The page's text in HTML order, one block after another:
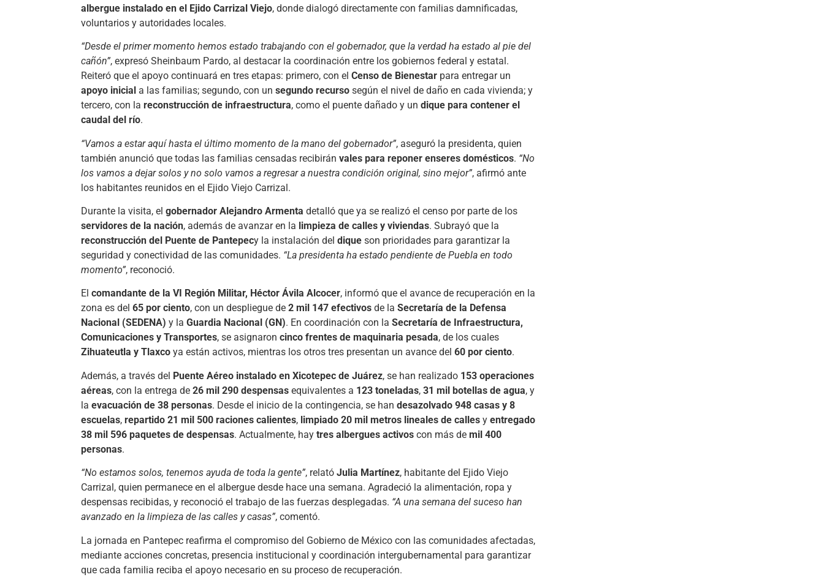
albergue instalado en el Ejido Carrizal Viejo, donde dialogó directamente con familias damnificadas,
voluntarios y autoridades locales.
“Desde el primer momento hemos estado trabajando con el gobernador, que la verdad ha estado al pie del
cañón”, expresó Sheinbaum Pardo, al destacar la coordinación entre los gobiernos federal y estatal.
Reiteró que el apoyo continuará en tres etapas: primero, con el Censo de Bienestar para entregar un
apoyo inicial a las familias; segundo, con un segundo recurso según el nivel de daño en cada vivienda; y
tercero, con la reconstrucción de infraestructura, como el puente dañado y un dique para contener el
caudal del río.
“Vamos a estar aquí hasta el último momento de la mano del gobernador”, aseguró la presidenta, quien
también anunció que todas las familias censadas recibirán vales para reponer enseres domésticos. “No
los vamos a dejar solos y no solo vamos a regresar a nuestra condición original, sino mejor”, afirmó ante
los habitantes reunidos en el Ejido Viejo Carrizal.
Durante la visita, el gobernador Alejandro Armenta detalló que ya se realizó el censo por parte de los
servidores de la nación, además de avanzar en la limpieza de calles y viviendas. Subrayó que la
reconstrucción del Puente de Pantepecy la instalación del dique son prioridades para garantizar la
seguridad y conectividad de las comunidades. “La presidenta ha estado pendiente de Puebla en todo
momento”, reconoció.
El comandante de la VI Región Militar, Héctor Ávila Alcocer, informó que el avance de recuperación en la
zona es del 65 por ciento, con un despliegue de 2 mil 147 efectivos de la Secretaría de la Defensa
Nacional (SEDENA) y la Guardia Nacional (GN). En coordinación con la Secretaría de Infraestructura,
Comunicaciones y Transportes, se asignaron cinco frentes de maquinaria pesada, de los cuales
Zihuateutla y Tlaxco ya están activos, mientras los otros tres presentan un avance del 60 por ciento.
Además, a través del Puente Aéreo instalado en Xicotepec de Juárez, se han realizado 153 operaciones
aéreas, con la entrega de 26 mil 290 despensas equivalentes a 123 toneladas, 31 mil botellas de agua, y
la evacuación de 38 personas. Desde el inicio de la contingencia, se han desazolvado 948 casas y 8
escuelas, repartido 21 mil 500 raciones calientes, limpiado 20 mil metros lineales de calles y entregado
38 mil 596 paquetes de despensas. Actualmente, hay tres albergues activos con más de mil 400
personas.
“No estamos solos, tenemos ayuda de toda la gente”, relató Julia Martínez, habitante del Ejido Viejo
Carrizal, quien permanece en el albergue desde hace una semana. Agradeció la alimentación, ropa y
despensas recibidas, y reconoció el trabajo de las fuerzas desplegadas. “A una semana del suceso han
avanzado en la limpieza de las calles y casas”, comentó.
La jornada en Pantepec reafirma el compromiso del Gobierno de México con las comunidades afectadas,
mediante acciones concretas, presencia institucional y coordinación intergubernamental para garantizar
que cada familia reciba el apoyo necesario en su proceso de recuperación.